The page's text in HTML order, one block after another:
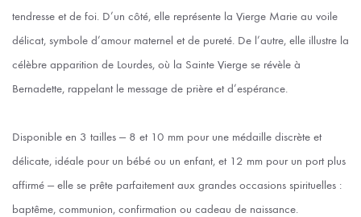
tendresse et de foi. D’un côté, elle représente la Vierge Marie au voile
délicat, symbole d’amour maternel et de pureté. De l’autre, elle illustre la
célèbre apparition de Lourdes, où la Sainte Vierge se révèle à
Bernadette, rappelant le message de prière et d’espérance.
Disponible en 3 tailles — 8 et 10 mm pour une médaille discrète et
délicate, idéale pour un bébé ou un enfant, et 12 mm pour un port plus
affirmé — elle se prête parfaitement aux grandes occasions spirituelles :
baptême, communion, confirmation ou cadeau de naissance.